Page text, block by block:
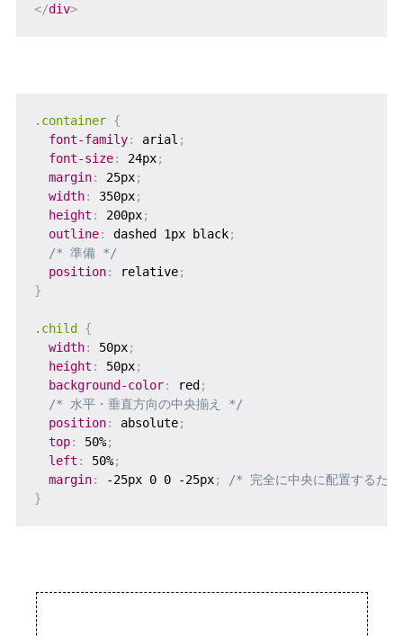
</div>
.container {
font-family: arial ;
font-size: 24px;
margin: 25px;
width: 350px;
height : 200px;
outline: dashed 1px black;
/* 準備 */
position: relative;
}
.child
{
width: 50px;
height : 50px;
background-color: red ;
/* 水平・垂直方向の中央揃え */
position: absolute;
top: 50%;
left : 50%;
margin: -25px 0 0 -25px;
/* 完全に中央に配置するた
}